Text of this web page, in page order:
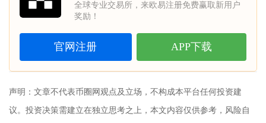
全球专业交易所，来欧易注册免费赢取新用户
奖励！
官网注册 APP下载
声明：文章不代表币圈网观点及立场，不构成本平台任何投资建
议。投资决策需建立在独立思考之上，本文内容仅供参考，风险自